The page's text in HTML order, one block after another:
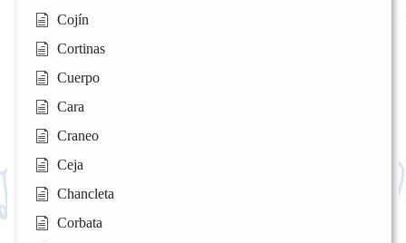
Cojín
Cortinas
Cuerpo
Cara
Craneo
Ceja
Chancleta
Corbata